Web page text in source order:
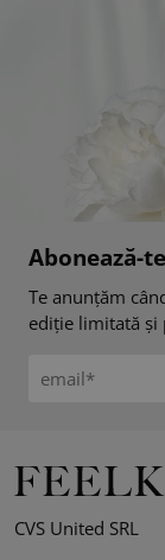
Abonează-
Te anunțăm
ediție limitată și
CVS United SRL